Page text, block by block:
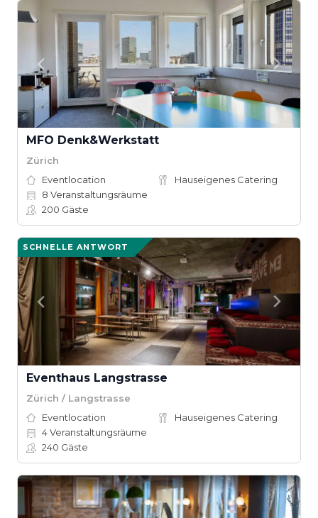
MFO Denk&Werkstatt
Zürich
Eventlocation
Hauseigenes Catering
8 Veranstaltungsräume
200 Gäste
SCHNELLE ANTWORT
Eventhaus Langstrasse
Zürich / Langstrasse
Eventlocation
Hauseigenes Catering
4Veranstaltungsräume
240 Gäste